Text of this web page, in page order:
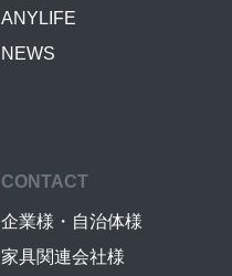
ANYLIFE
NEWS
CONTACT
企業様・自治体様
家具関連会社様